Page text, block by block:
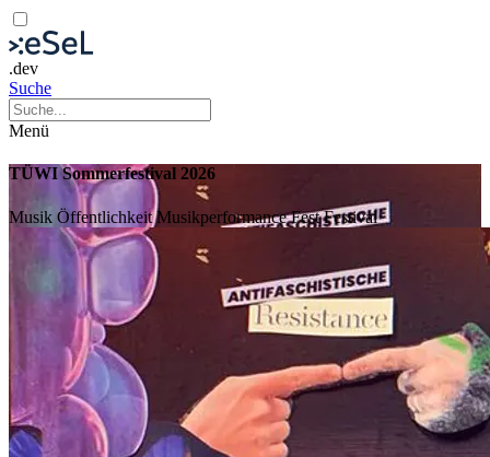
.dev
Suche
Menü
TÜWI Sommerfestival 2026
Musik ÖffentlichkeitMusikperformanceFestFestival